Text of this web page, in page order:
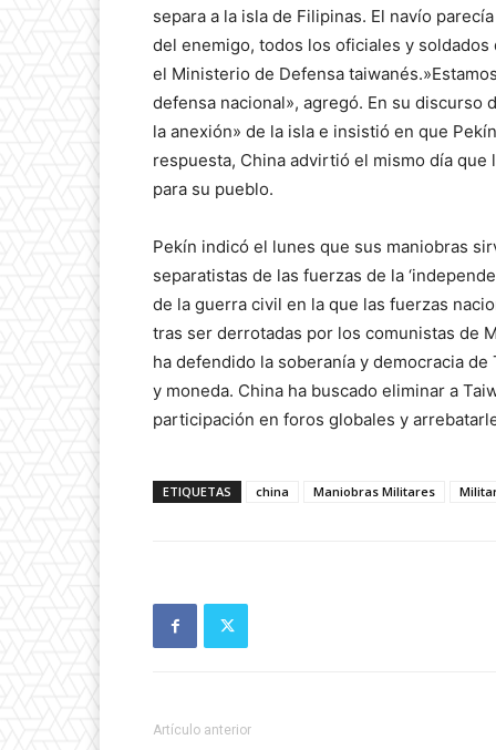
separa a la isla de Filipinas. El navío
del enemigo, todos los oficiales y
el Ministerio de Defensa
defensa nacional», agregó. En su
la anexión» de la isla e insistió en que
respuesta, China advirtió el mismo día que
para su pueblo.
Pekín indicó el lunes que sus maniobras
separatistas de las fuerzas de la
de la guerra civil en la que las fuerzas
tras ser derrotadas por los comunistas de
ha defendido la soberanía y democracia
y moneda. China ha buscado eliminar a
participación en foros globales y
ETIQUETAS china Maniobras Militares
Artículo anterior